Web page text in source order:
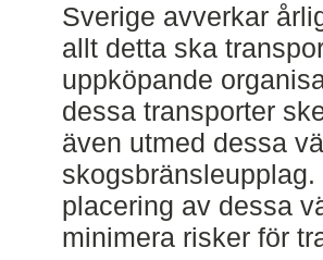
Sverige avverkar
allt detta ska
uppköpande
dessa transporter
även utmed dessa
placering av dessa
minimera risker för